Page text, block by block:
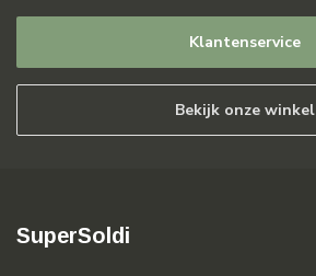
Klantenservice
Bekijk onze winkel
SuperSoldi